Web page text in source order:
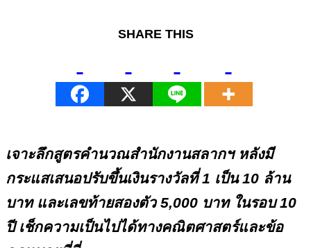
SHARE THIS
เจาะลึกสูตรคำนวณสำนักงานสลากฯ หลังมี
กระแสเสนอปรับขึ้นเงินรางวัลที่ 1 เป็น 10 ล้าน
บาท และเลขท้ายสองตัว 5,000 บาท ในรอบ 10
ปี เช็กความเป็นไปได้ทางคณิตศาสตร์และข้อ